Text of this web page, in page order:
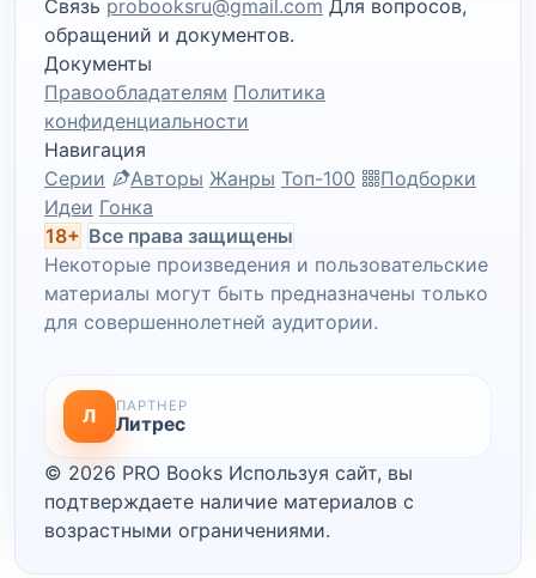
Связь probooksru@gmail.com Для вопросов,
обращений и документов.
Документы
Правообладателям Политика
конфиденциальности
Навигация
Серии
Авторы Жанры Топ-100
Подборки
Идеи Гонка
18+ Все права защищены
Некоторые произведения и пользовательские
материалы могут быть предназначены только
для совершеннолетней аудитории.
Л ПАРТНЕР
Литрес
© 2026 PRO Books Используя сайт, вы
подтверждаете наличие материалов с
возрастными ограничениями.